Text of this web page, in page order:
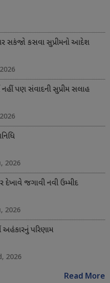
સકંજો કસવા સુપ્રીમનો આદેશ
નહીં પણ સંવાદની સુપ્રીમ સલાહ
2026
દેખાવે જગાવી નવી ઉમ્મીદ
2026
પરિણામ
2026
Read More